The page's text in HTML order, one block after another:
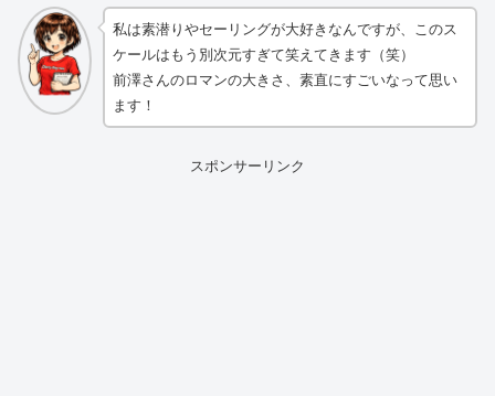
私は素潜りやセーリングが大好きなんですが、このス
ケールはもう別次元すぎて笑えてきます（笑）
前澤さんのロマンの大きさ、素直にすごいなって思い
ます！
スポンサーリンク